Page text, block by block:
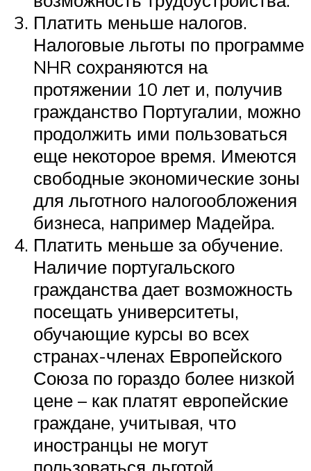
Платить меньше налогов.
Налоговые льготы по программе
NHR сохраняются на
протяжении 10 лет и, получив
гражданство Португалии, можно
продолжить ими пользоваться
еще некоторое время. Имеются
свободные экономические зоны
для льготного налогообложения
бизнеса, например Мадейра.
Платить меньше за обучение.
Наличие португальского
гражданства дает возможность
посещать университеты,
обучающие курсы во всех
странах-членах Европейского
Союза по гораздо более низкой
цене – как платят европейские
граждане, учитывая, что
иностранцы не могут